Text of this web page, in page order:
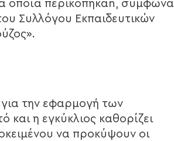
οποία περικόπηκαn, σύμφωνα
Συλλόγου Εκπαιδευτικών
την εφαρμογή των
και η εγκύκλιος καθορίζει
να προκύψουν οι